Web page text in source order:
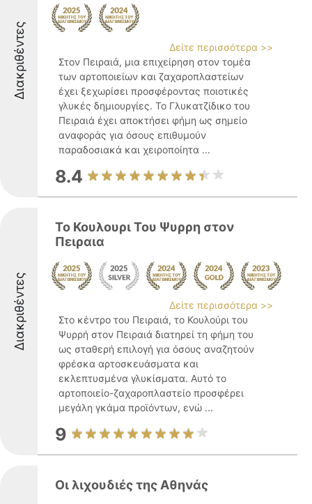
Διακριθέντες
Δείτε περισσότερα >>
Στον Πειραιά, μια επιχείρηση στον τομέα
των αρτοποιείων και ζαχαροπλαστείων
έχει ξεχωρίσει προσφέροντας ποιοτικές
γλυκές δημιουργίες. Το Γλυκατζίδικο του
Πειραιά έχει αποκτήσει φήμη ως σημείο
αναφοράς για όσους επιθυμούν
παραδοσιακά και χειροποίητα ...
8.4
Διακριθέντες
To Κουλουρι Του Ψυρρη στον
Πειραια
Δείτε περισσότερα >>
Στο κέντρο του Πειραιά, το Κουλούρι του
Ψυρρή στον Πειραιά διατηρεί τη φήμη του
ως σταθερή επιλογή για όσους αναζητούν
φρέσκα αρτοσκευάσματα και
εκλεπτυσμένα γλυκίσματα. Αυτό το
αρτοποιείο-ζαχαροπλαστείο προσφέρει
μεγάλη γκάμα προϊόντων, ενώ ...
9
Οι λιχουδιές της Αθηνάς